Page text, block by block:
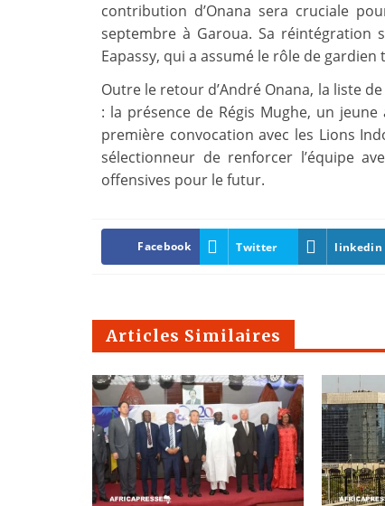
contribution d’Onana sera cruciale
septembre à Garoua. Sa réintégration
Eapassy, qui a assumé le rôle de
Outre le retour d’André Onana, la liste
: la présence de Régis Mughe, un
première convocation avec les Lions
sélectionneur de renforcer l’équipe
offensives pour le futur.
Facebook Twitter linkedin
Articles Similaires